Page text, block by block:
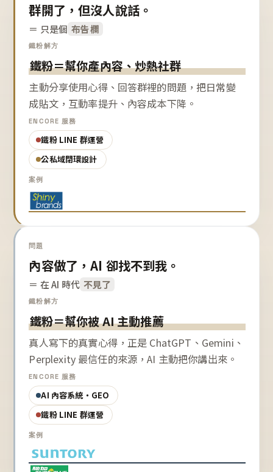
群開了，但沒人說話。
＝ 只是個 布告欄
鐵粉解方
鐵粉＝幫你產內容、炒熱社群
主動分享使用心得、回答群裡的問題，把日常變
成貼文，互動率提升、內容成本下降。
ENCORE 服務
鐵粉 LINE 群運營
公私域閉環設計
案例
問題
內容做了，AI 卻找不到我。
＝ 在 AI 時代 不見了
鐵粉解方
鐵粉＝幫你被 AI 主動推薦
真人寫下的真實心得，正是 ChatGPT、Gemini、
Perplexity 最信任的來源，AI 主動把你講出來。
ENCORE 服務
AI 內容系統・GEO
鐵粉 LINE 群運營
案例